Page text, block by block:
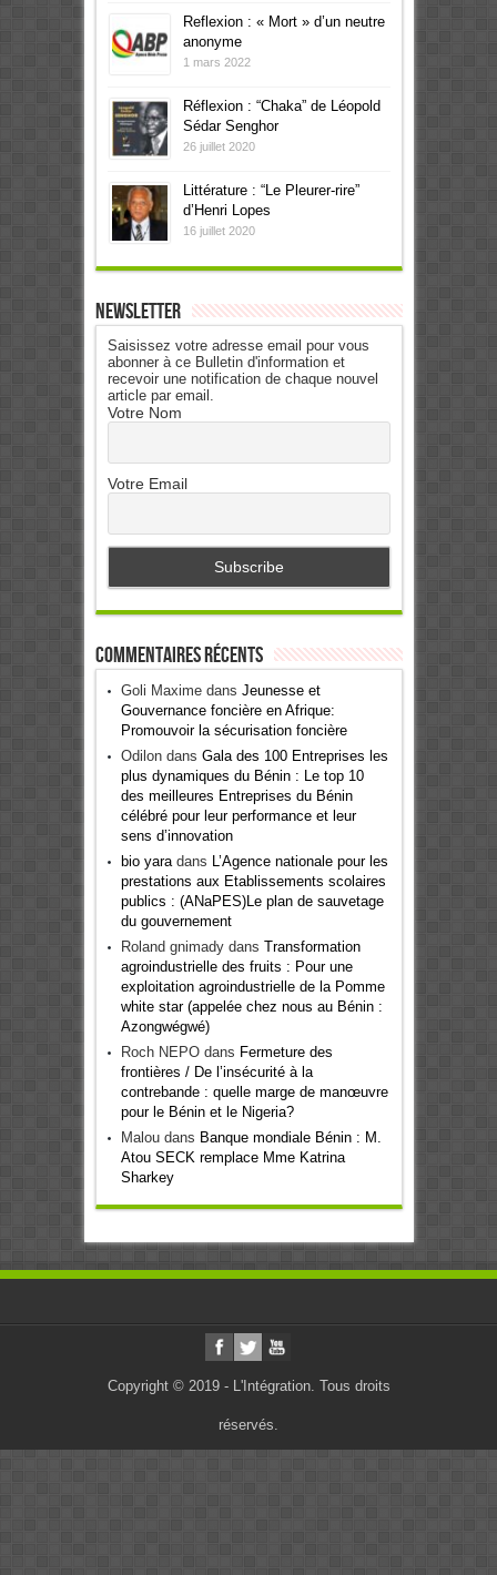
Reflexion : « Mort » d’un neutre
anonyme
1 mars 2022
Réflexion : “Chaka” de Léopold
Sédar Senghor
26 juillet 2020
Littérature : “Le Pleurer-rire”
d’Henri Lopes
16 juillet 2020
Newsletter
Saisissez votre adresse email pour vous
abonner à ce Bulletin d'information et
recevoir une notification de chaque nouvel
article par email.
Votre Nom
Votre Email
Commentaires récents
Goli Maximedans Jeunesse et
Gouvernance foncière en Afrique:
Promouvoir la sécurisation foncière
Odilondans Gala des 100 Entreprises les
plus dynamiques du Bénin : Le top 10
des meilleures Entreprises du Bénin
célébré pour leur performance et leur
sens d’innovation
bio yaradans L’Agence nationale pour les
prestations aux Etablissements scolaires
publics : (ANaPES)Le plan de sauvetage
du gouvernement
Roland gnimadydans Transformation
agroindustrielle des fruits : Pour une
exploitation agroindustrielle de la Pomme
white star (appelée chez nous au Bénin :
Azongwégwé)
Roch NEPOdans Fermeture des
frontières / De l’insécurité à la
contrebande : quelle marge de manœuvre
pour le Bénin et le Nigeria?
Maloudans Banque mondiale Bénin : M.
Atou SECK remplace Mme Katrina
Sharkey
Copyright © 2019 - L'Intégration. Tous droits
réservés.